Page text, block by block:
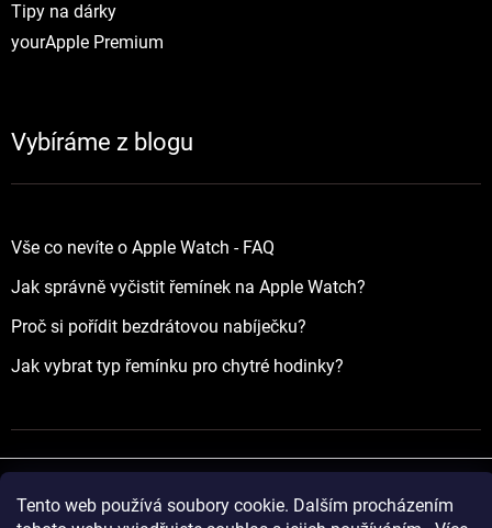
Tento web používá soubory cookie. Dalším procházením
Tipy na dárky
yourApple Premium
Vybíráme z blogu
Vše co nevíte o Apple Watch - FAQ
Jak správně vyčistit řemínek na Apple Watch?
Proč si pořídit bezdrátovou nabíječku?
Jak vybrat typ řemínku pro chytré hodinky?
Vytvořil Shoptet